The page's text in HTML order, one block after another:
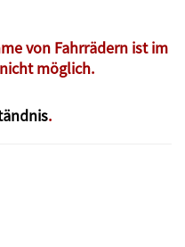
von Fahrrädern ist im
möglich.
.